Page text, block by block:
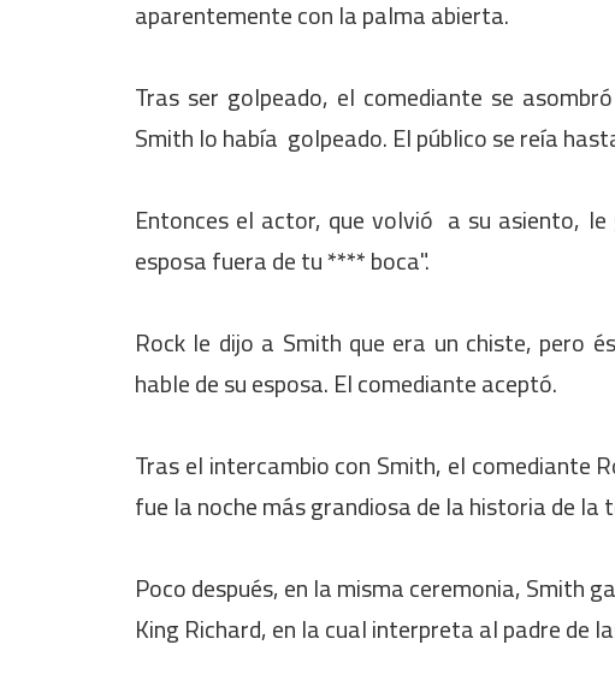
aparentemente con la palma abierta.
Tras ser golpeado, el comediante se
Smith lo había golpeado. El público se reía
Entonces el actor, que volvió a su asiento,
esposa fuera de tu **** boca".
Rock le dijo a Smith que era un chiste, pero
hable de su esposa. El comediante aceptó.
Tras el intercambio con Smith, el comediante
fue la noche más grandiosa de la historia de la
Poco después, en la misma ceremonia, Smith
King Richard, en la cual interpreta al padre de